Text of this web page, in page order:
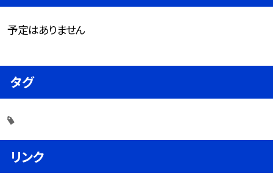
予定はありません
タグ
リンク